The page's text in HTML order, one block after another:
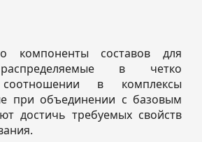
компоненты составов для
в четко
соотношении в комплексы
при объединении с базовым
достичь требуемых свойств